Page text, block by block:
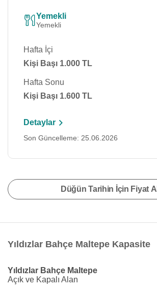
Yemekli
Yemekli
Hafta İçi
Kişi Başı 1.000 TL
Hafta Sonu
Kişi Başı 1.600 TL
Detaylar
Son Güncelleme: 25.06.2026
Düğün Tarihin İçin Fiyat Al
Yıldızlar Bahçe Maltepe Kapasite
Yıldızlar Bahçe Maltepe
Açık ve Kapalı Alan